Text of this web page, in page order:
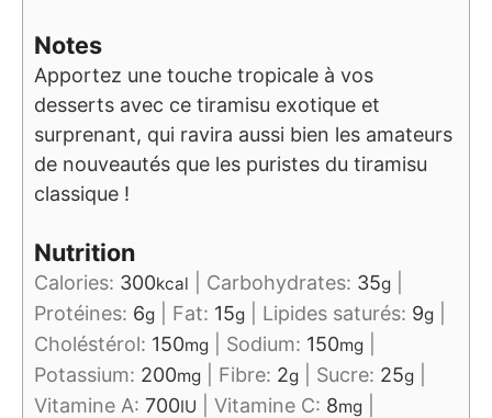
Notes
Apportez une touche tropicale à vos
desserts avec ce tiramisu exotique et
surprenant, qui ravira aussi bien les amateurs
de nouveautés que les puristes du tiramisu
classique !
Nutrition
Calories: 300kcal Carbohydrates: 35g
Protéines: 6g Fat: 15g Lipides saturés: 9g
Choléstérol: 150mg Sodium: 150mg
Potassium: 200mg Fibre: 2g Sucre: 25g
Vitamine A: 700IU Vitamine C: 8mg